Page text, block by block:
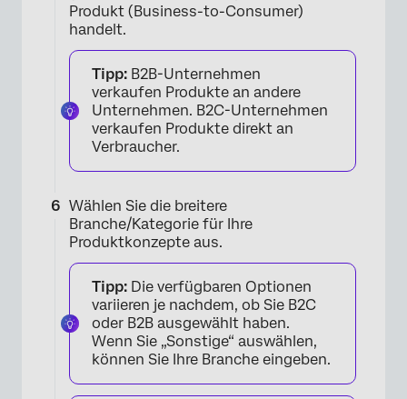
×
Produkt (Business-to-Consumer)
handelt.
Tipp: B2B-Unternehmen
verkaufen Produkte an andere
Unternehmen. B2C-Unternehmen
verkaufen Produkte direkt an
Verbraucher.
Wählen Sie die breitere
Branche/Kategorie für Ihre
Produktkonzepte aus.
Tipp: Die verfügbaren Optionen
variieren je nachdem, ob Sie B2C
oder B2B ausgewählt haben.
Wenn Sie „Sonstige“ auswählen,
können Sie Ihre Branche eingeben.